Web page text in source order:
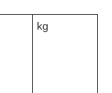
kg